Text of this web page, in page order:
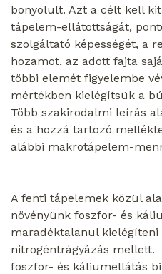
bonyolult. Azt a célt kell
tápelem-ellátottságát,
szolgáltató képességét, a
hozamot, az adott fajta
többi elemét figyelembe
mértékben kielégítsük a
Több szakirodalmi leírás
és a hozzá tartozó
alábbi makrotápelem-
A fenti tápelemek közül
növényünk foszfor- és
maradéktalanul kielégíteni
nitrogéntrágyázás mellett.
foszfor- és káliumellátás